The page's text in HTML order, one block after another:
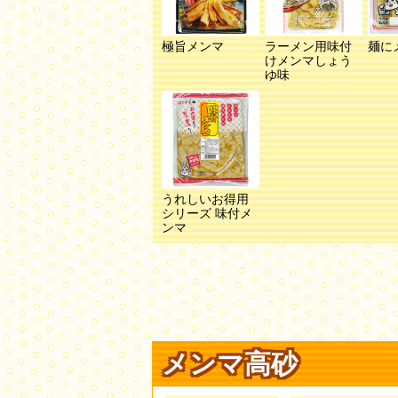
極旨メンマ
ラーメン用味付
けメンマしょう
ゆ味
麺に
うれしいお得用
シリーズ 味付メ
ンマ
メンマ高砂